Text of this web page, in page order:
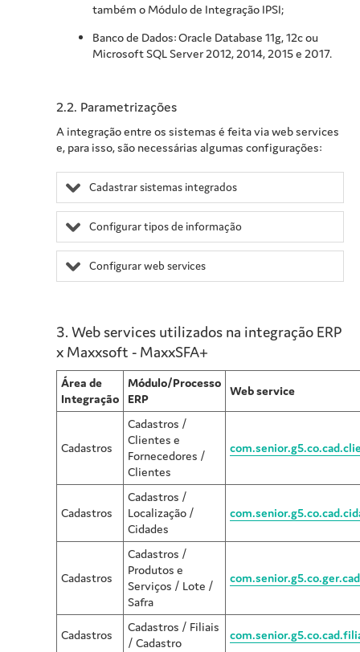
também o Módulo de Integração IPSI;
Banco de Dados: Oracle Database 11g, 12c ou
Microsoft SQL Server 2012, 2014, 2015 e 2017.
2.2. Parametrizações
A integração entre os sistemas é feita via web services
e, para isso, são necessárias algumas configurações:
Cadastrar sistemas integrados
Configurar tipos de informação
Configurar web services
3. Web services utilizados na integração ERP
x Maxxsoft - MaxxSFA+
Área de
Integração
Módulo/Processo
ERP
Web service
Cadastros
Cadastros /
Clientes e
Fornecedores /
Clientes
Cadastros
Cadastros /
Localização /
Cidades
Cadastros
Cadastros /
Produtos e
Serviços / Lote /
Safra
Cadastros
Cadastros / Filiais
/ Cadastro